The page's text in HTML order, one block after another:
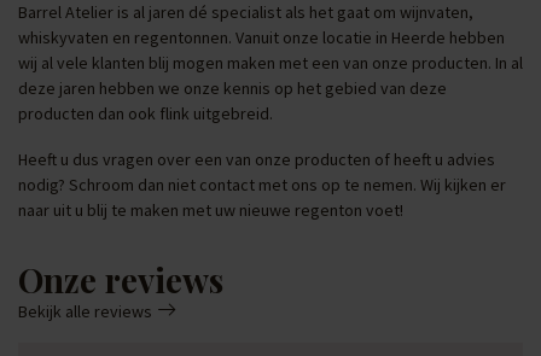
Barrel Atelier is al jaren dé specialist als het gaat om wijnvaten,
whiskyvaten en regentonnen. Vanuit onze locatie in Heerde hebben
wij al vele klanten blij mogen maken met een van onze producten. In al
deze jaren hebben we onze kennis op het gebied van deze
producten dan ook flink uitgebreid.
Heeft u dus vragen over een van onze producten of heeft u advies
nodig? Schroom dan niet contact met ons op te nemen. Wij kijken er
naar uit u blij te maken met uw nieuwe regenton voet!
Onze reviews
Bekijk alle reviews